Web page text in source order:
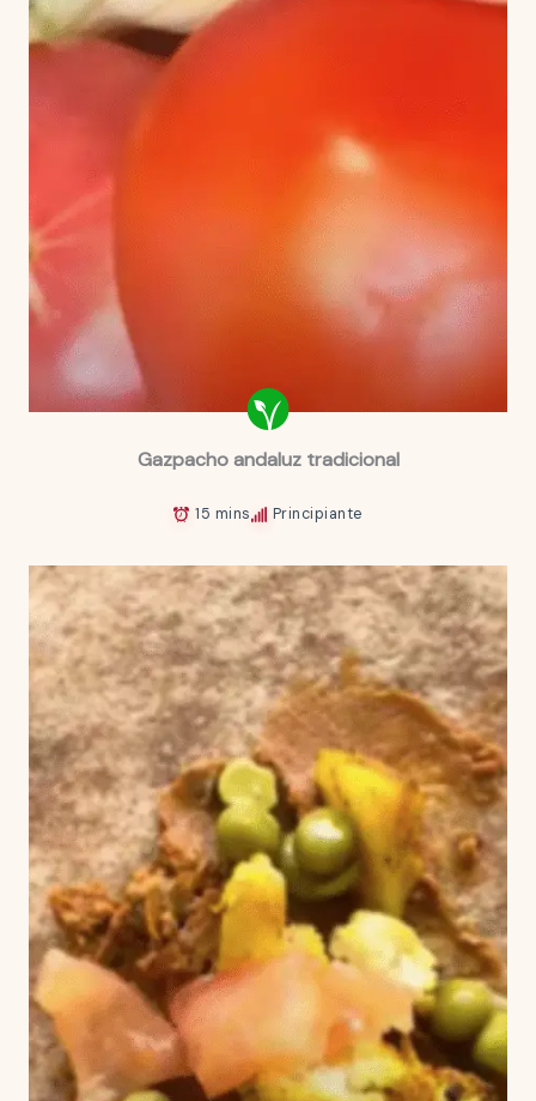
Gazpacho andaluz tradicional
15 mins Principiante